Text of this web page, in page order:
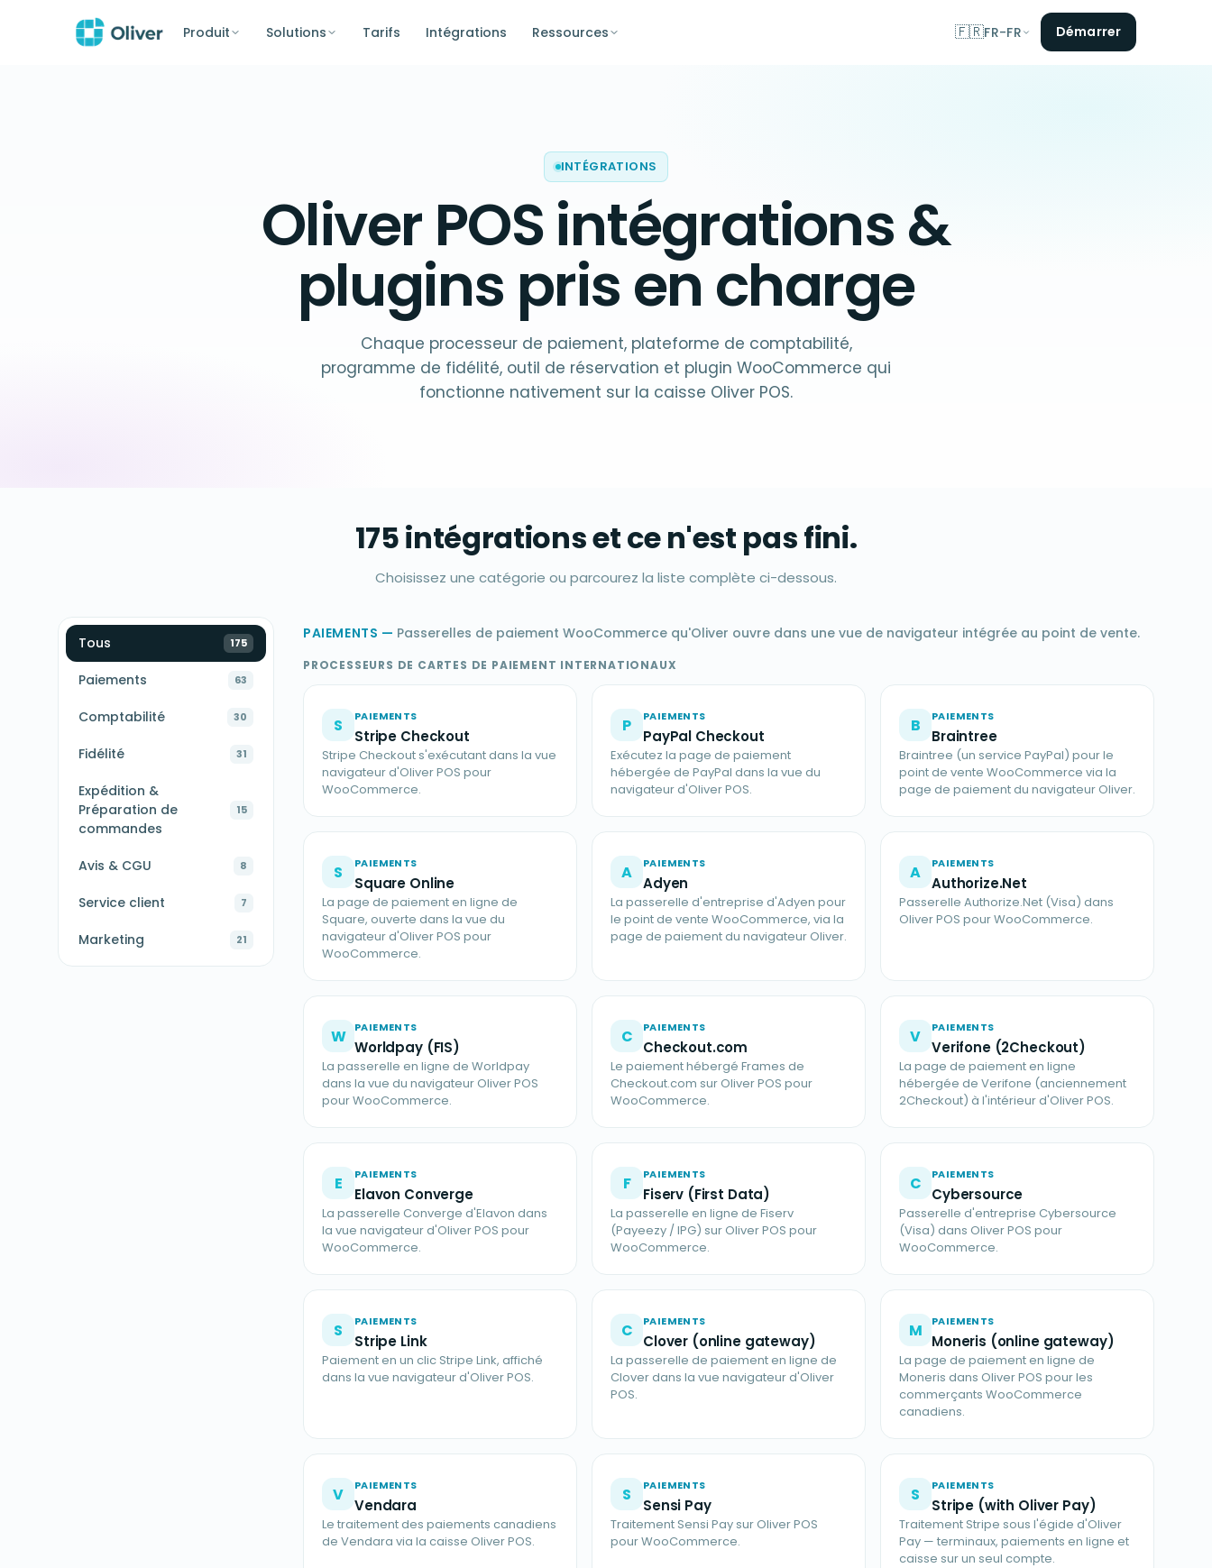
Produit Solutions Tarifs Intégrations Ressources 🇫🇷FR-FR Démarrer
INTÉGRATIONS
Oliver POSintégrations&
plugins pris en charge
Chaque processeur de paiement, plateforme de comptabilité,
programme de fidélité, outil de réservation et plugin WooCommerce qui
fonctionne nativement sur la caisse Oliver POS.
175 intégrations et ce n'est pas fini.
Choisissez une catégorie ou parcourez la liste complète ci-dessous.
Tous 175
Paiements 63
Comptabilité 30
Fidélité 31
Expédition &
Préparation de
commandes
15
Avis & CGU 8
Service client 7
Marketing 21
PAIEMENTS — Passerelles de paiement WooCommerce qu'Oliver ouvre dans une vue de navigateur intégrée au point de vente.
PROCESSEURS DE CARTES DE PAIEMENT INTERNATIONAUX
S PAIEMENTS
Stripe Checkout
Stripe Checkout s'exécutant dans la vue
navigateur d'Oliver POS pour
WooCommerce.
P PAIEMENTS
PayPal Checkout
Exécutez la page de paiement
hébergée de PayPal dans la vue du
navigateur d'Oliver POS.
B PAIEMENTS
Braintree
Braintree (un service PayPal) pour le
point de vente WooCommerce via la
page de paiement du navigateur Oliver.
S PAIEMENTS
Square Online
La page de paiement en ligne de
Square, ouverte dans la vue du
navigateur d'Oliver POS pour
WooCommerce.
A PAIEMENTS
Adyen
La passerelle d'entreprise d'Adyen pour
le point de vente WooCommerce, via la
page de paiement du navigateur Oliver.
A PAIEMENTS
Authorize.Net
Passerelle Authorize.Net (Visa) dans
Oliver POS pour WooCommerce.
W PAIEMENTS
Worldpay (FIS)
La passerelle en ligne de Worldpay
dans la vue du navigateur Oliver POS
pour WooCommerce.
C PAIEMENTS
Checkout.com
Le paiement hébergé Frames de
Checkout.com sur Oliver POS pour
WooCommerce.
V PAIEMENTS
Verifone (2Checkout)
La page de paiement en ligne
hébergée de Verifone (anciennement
2Checkout) à l'intérieur d'Oliver POS.
E PAIEMENTS
Elavon Converge
La passerelle Converge d'Elavon dans
la vue navigateur d'Oliver POS pour
WooCommerce.
F PAIEMENTS
Fiserv (First Data)
La passerelle en ligne de Fiserv
(Payeezy / IPG) sur Oliver POS pour
WooCommerce.
C PAIEMENTS
Cybersource
Passerelle d'entreprise Cybersource
(Visa) dans Oliver POS pour
WooCommerce.
S PAIEMENTS
Stripe Link
Paiement en un clic Stripe Link, affiché
dans la vue navigateur d'Oliver POS.
C PAIEMENTS
Clover (online gateway)
La passerelle de paiement en ligne de
Clover dans la vue navigateur d'Oliver
POS.
M PAIEMENTS
Moneris (online gateway)
La page de paiement en ligne de
Moneris dans Oliver POS pour les
commerçants WooCommerce
canadiens.
V PAIEMENTS
Vendara
Le traitement des paiements canadiens
de Vendara via la caisse Oliver POS.
S PAIEMENTS
Sensi Pay
Traitement Sensi Pay sur Oliver POS
pour WooCommerce.
S PAIEMENTS
Stripe (with Oliver Pay)
Traitement Stripe sous l'égide d'Oliver
Pay — terminaux, paiements en ligne et
caisse sur un seul compte.